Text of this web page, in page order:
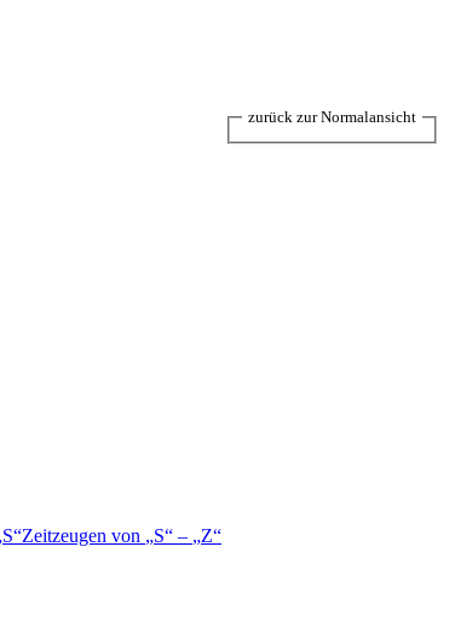
S Zeitzeugen von S –
Z
zurück zur Normalansicht